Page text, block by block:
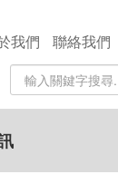
我們 聯絡我們
站
內
搜
尋
關
鍵